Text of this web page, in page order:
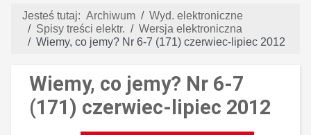
Jesteś tutaj: Archiwum
Wyd. elektroniczne
Spisy treści elektr.
Wersja elektroniczna
Wiemy, co jemy? Nr 6-7 (171) czerwiec-lipiec 2012
Wiemy, co jemy? Nr 6-7
(171) czerwiec-lipiec 2012